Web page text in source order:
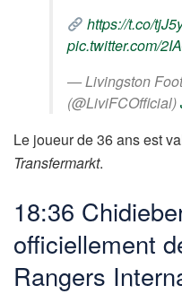
https://t.co/
pic.twitter.com/
— Livingston
(@LiviFCOfficial)
Le joueur de 36 ans est
Transfermarkt.
18:36
officiellement
Rangers